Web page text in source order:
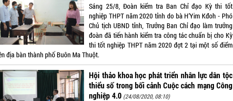
Sáng 25/8, Đoàn kiểm tra Ban Chỉ đạo Kỳ thi tốt
nghiệp THPT năm 2020 tỉnh do bà H’Yim Kđoh - Phó
Chủ tịch UBND tỉnh, Trưởng Ban Chỉ đạo làm trưởng
đoàn đã tiến hành kiểm tra công tác chuẩn bị cho Kỳ
thi tốt nghiệp THPT năm 2020 đợt 2 tại một số điểm
địa bàn thành phố Buôn Ma Thuột.
Hội thảo khoa học phát triển nhân lực dân tộc
thiểu số trong bối cảnh Cuộc cách mạng Công
nghiệp 4.0 (24/08/2020, 08:10)